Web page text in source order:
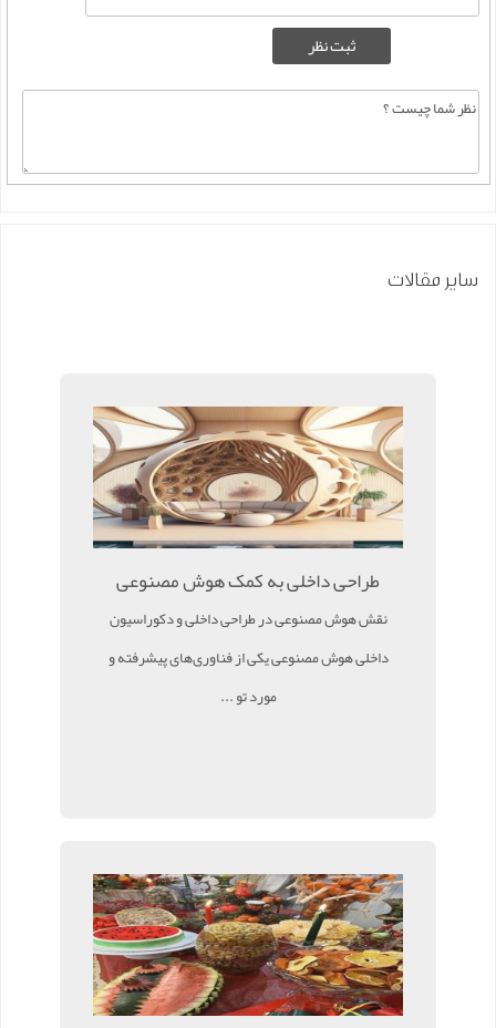
سایر مقالات
طراحی داخلی به کمک هوش مصنوعی
نقش هوش مصنوعی در طراحی داخلی و دکوراسیون
داخلی هوش مصنوعی یکی از فناوری‌های پیشرفته و
مورد تو ...